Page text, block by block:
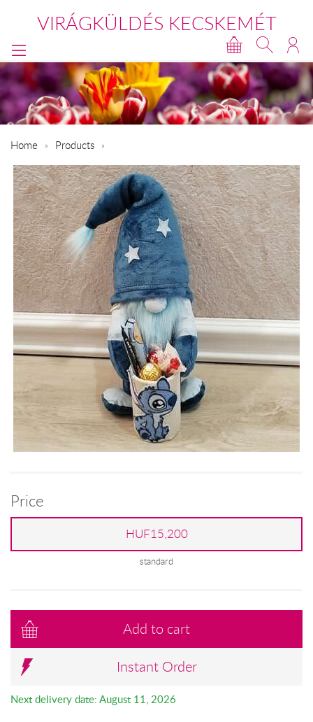
VIRÁGKÜLDÉS KECSKEMÉT
Home Products
Price
HUF15,200
standard
Add to cart
Instant Order
Next delivery date: August 11, 2026